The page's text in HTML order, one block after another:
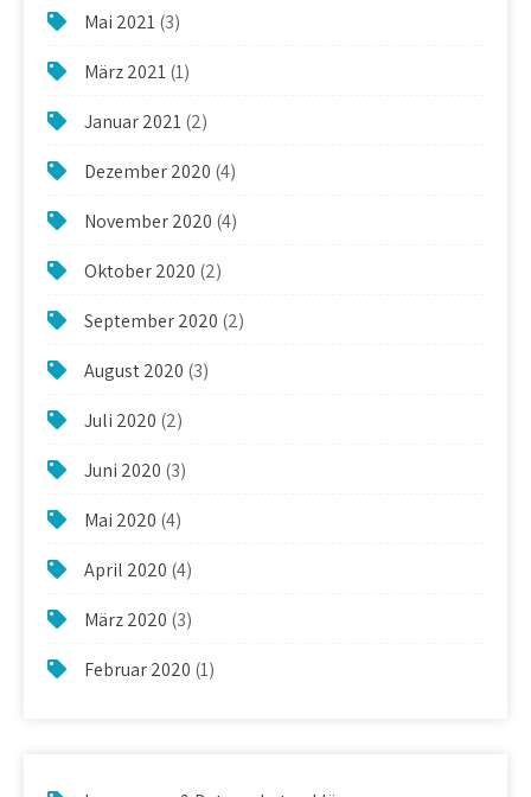
Mai 2021(3)
März 2021(1)
Januar 2021(2)
Dezember 2020 (4)
November 2020 (4)
Oktober 2020 (2)
September 2020 (2)
August 2020 (3)
Juli 2020 (2)
Juni 2020 (3)
Mai 2020 (4)
April 2020 (4)
März 2020 (3)
Februar 2020 (1)